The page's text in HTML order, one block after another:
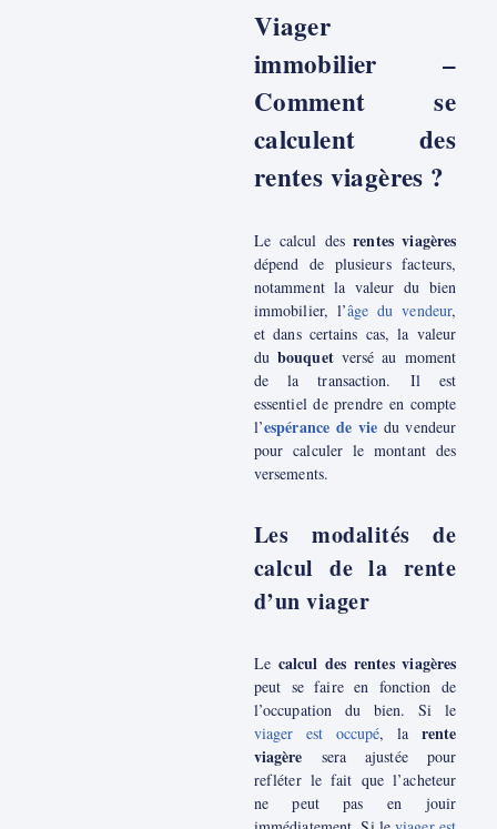
Viager
immobilier –
Comment se
calculent des
rentes viagères ?
Le calcul desrentes viagères
dépend de plusieurs facteurs,
notamment la valeur du bien
immobilier, l’âge du vendeur,
et dans certains cas, la valeur
dubouquetversé au moment
de la transaction. Il est
essentiel de prendre en compte
l’espérance de viedu vendeur
pour calculer le montant des
versements.
Les modalités de
calcul de la rente
d’un viager
Le calcul des rentes viagères
peut se faire en fonction de
l’occupation du bien. Si le
viager est occupé, la rente
viagère sera ajustée pour
refléter le fait que l’acheteur
ne peut pas en jouir